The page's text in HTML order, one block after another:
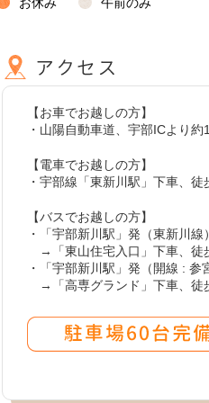
【お車でお越しの方】
・山陽自動車道、宇部ICより約
【電車でお越しの方】
・宇部線「東新川駅」下車、
【バスでお越しの方】
・「宇部新川駅」発（東新川
→「東山住宅入口」下車、
・「宇部新川駅」発（開線 : 参
→「高専グランド」下車、徒